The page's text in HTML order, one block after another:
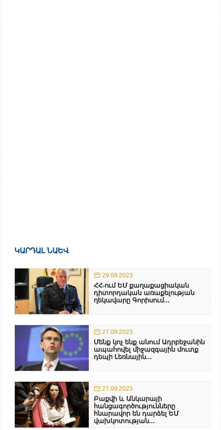
ԿԱՐԴԱԼ ՆԱԵՎ
29.09.2023
ՀՀ-ում ԵՄ քաղաքացիական
դիտորդական առաքելության
ղեկավարը Գորիսում...
27.09.2023
Մենք կոչ ենք անում Ադրբեջանին
ապահովել միջազգային մուտք
դեպի Լեռնային...
27.09.2023
Բաքվի և Անկարայի
հանցագործությունները
հնարավոր են դարձել ԵՄ
վախկոտության...